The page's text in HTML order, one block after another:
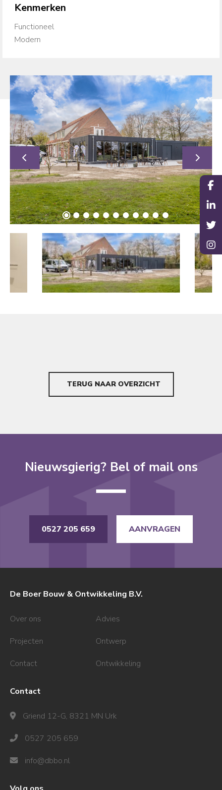
Kenmerken
Functioneel
Modern
TERUG NAAR OVERZICHT
Nieuwsgierig? Bel of mail ons
0527 205 659 AANVRAGEN
De Boer Bouw & Ontwikkeling B.V.
Over ons Advies
Projecten Ontwerp
Contact Ontwikkeling
Contact
Griend 12-G, 8321 MN Urk
0527 205 659
info@dbbo.nl